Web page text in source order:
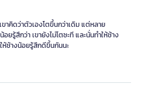
าคิดว่าตัวเองโตขึ้นกว่าเดิม แต่หลาย
รู้สึกว่า เขายังไม่โตซะที และนั่นทำให้ช้าง
ห้ช้างน้อยรู้สึกดีขึ้นกันนะ